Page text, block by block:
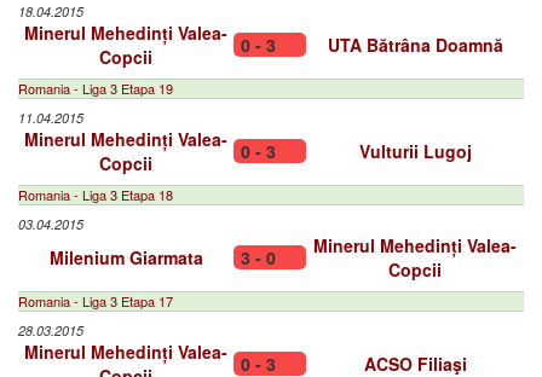
18.04.2015
Minerul Mehedinți Valea-
Copcii
0 - 3 UTA Bătrâna Doamnă
Romania - Liga 3 Etapa 19
11.04.2015
Minerul Mehedinți Valea-
Copcii
0 - 3 Vulturii Lugoj
Romania - Liga 3 Etapa 18
03.04.2015
Milenium Giarmata 3 - 0
Minerul Mehedinți Valea-
Copcii
Romania - Liga 3 Etapa 17
28.03.2015
Minerul Mehedinți Valea- 0 - 3 ACSO Filiaşi